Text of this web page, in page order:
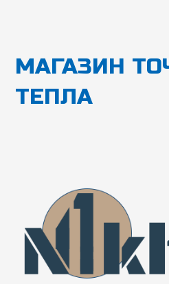
МАГАЗИН
ТЕПЛА